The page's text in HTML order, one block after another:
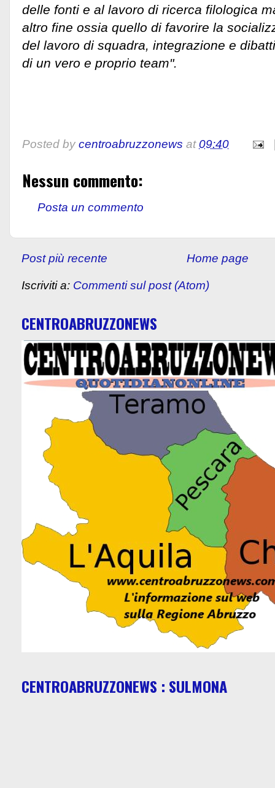
delle fonti e al lavoro di ricerca filologica
altro fine ossia quello di favorire la
del lavoro di squadra, integrazione e
di un vero e proprio team".
Posted by centroabruzzonews at09:40
Nessun commento:
Posta un commento
Post più recente Home page
Iscriviti a: Commenti sul post (Atom)
CENTROABRUZZONEWS
CENTROABRUZZONEWS : SULMONA